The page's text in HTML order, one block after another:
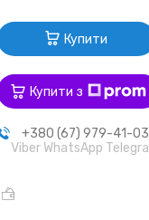
Купити
Купити з
+380 (67) 979-41-03
Viber WhatsApp